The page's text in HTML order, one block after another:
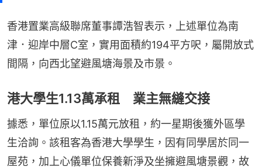
香港置業高級聯席董事譚浩智表示，上述單位為南
津．迎岸中層C室，實用面積約194平方呎，屬開放式
間隔，向西北望避風塘海景及市景。
港大學生1.13萬承租 業主無縫交接
據悉，單位原以1.15萬元放租，約一星期後獲外區學
生洽詢。該租客為香港大學學生，因有同學居於同一
屋苑，加上心儀單位保養新淨及坐擁避風塘景觀，故